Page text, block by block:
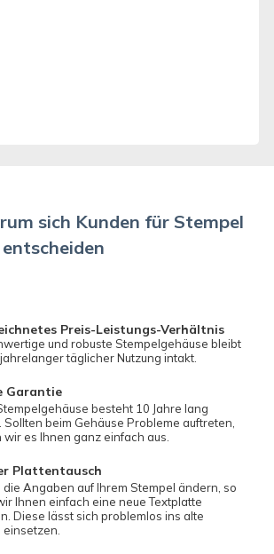
sich Kunden für Stempel
Preis-Leistungs-Verhältnis
und robuste Stempelgehäuse bleibt
täglicher Nutzung intakt.
Garantie
besteht 10 Jahre lang
Sollten beim Gehäuse Probleme auftreten,
wir es Ihnen ganz einfach aus.
Plattentausch
die Angaben auf Ihrem Stempel ändern, so
Ihnen einfach eine neue Textplatte
Diese lässt sich problemlos ins alte